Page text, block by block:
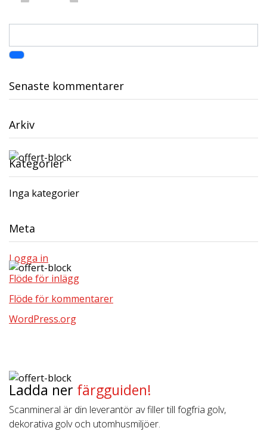
Senaste kommentarer
Arkiv
Kategorier
Inga kategorier
Meta
Logga in
Flöde för inlägg
Flöde för kommentarer
WordPress.org
Ladda ner färgguiden!
Scanmineral är din leverantör av filler till fogfria golv,
dekorativa golv och utomhusmiljöer.